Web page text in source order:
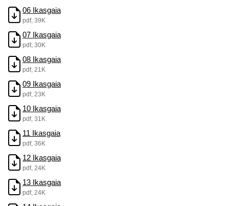
06 Ikasgaia
pdf, 39K
07 Ikasgaia
pdf, 30K
08 Ikasgaia
pdf, 21K
09 Ikasgaia
pdf, 23K
10 Ikasgaia
pdf, 31K
11 Ikasgaia
pdf, 36K
12 Ikasgaia
pdf, 24K
13 Ikasgaia
pdf, 24K